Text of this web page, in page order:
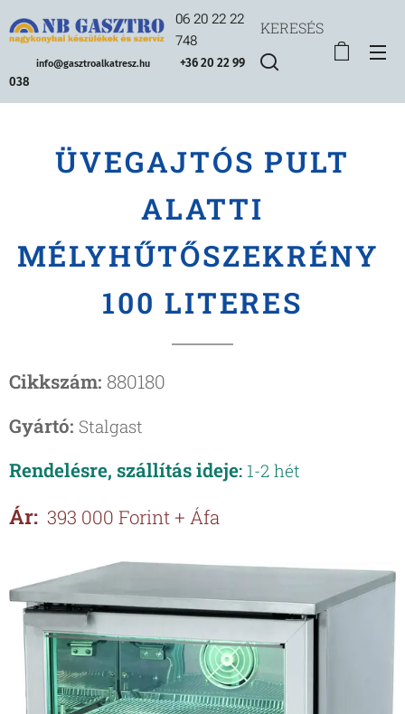
06 20 22 22
748
info@gasztroalkatresz.hu
+36 20 22 99
038
KERESÉS
ÜVEGAJTÓS PULT
ALATTI
MÉLYHŰTŐSZEKRÉNY
100 LITERES
Cikkszám: 880180
Gyártó: Stalgast
Rendelésre, szállítás ideje: 1-2 hét
Ár: 393 000 Forint + Áfa